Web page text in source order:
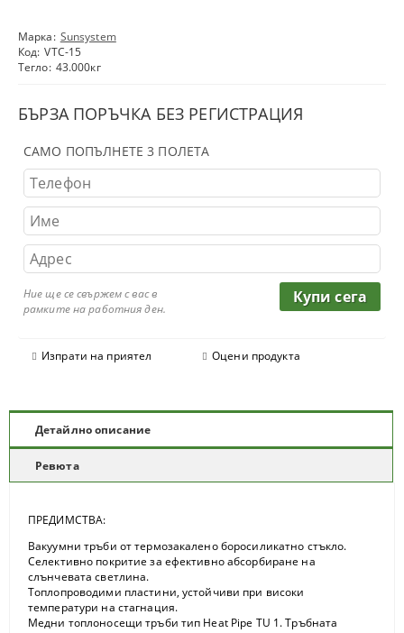
Марка: Sunsystem
Код: VTC-15
Тегло: 43.000кг
БЪРЗА ПОРЪЧКА БЕЗ РЕГИСТРАЦИЯ
САМО ПОПЪЛНЕТЕ 3 ПОЛЕТА
Ние ще се свържем с вас в
рамките на работния ден.
Изпрати на приятел Оцени продукта
Детайлно описание
Ревюта
ПРЕДИМСТВА:
Вакуумни тръби от термозакалено боросиликатно стъкло.
Селективно покритие за ефективно абсорбиране на
слънчевата светлина.
Топлопроводими пластини, устойчиви при високи
температури на стагнация.
Медни топлоносещи тръби тип Heat Pipe TU 1. Тръбната